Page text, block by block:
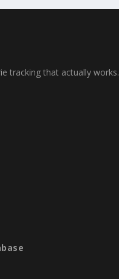
tracking that actually works.